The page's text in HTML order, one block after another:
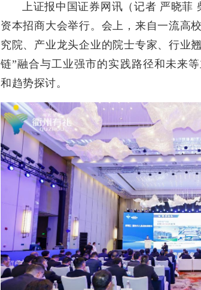
上证报中国证券网讯（记者 严晓菲
资本招商大会举行。会上，来自一流高
究院、产业龙头企业的院士专家、行业
链”融合与工业强市的实践路径和未来
和趋势探讨。